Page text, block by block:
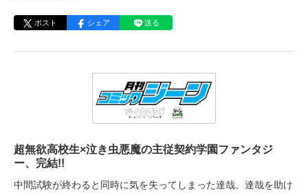
ポスト シェア 送る
超無欲高校生×泣き虫悪魔の主従契約学園ファンタジ
ー、完結!!
中間試験が終わると同時に気を失ってしまった達哉。達哉を助け